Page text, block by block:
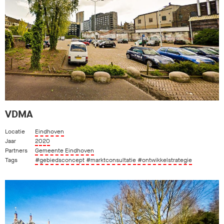
VDMA
Locatie
Eindhoven
Jaar
2020
Partners
Gemeente Eindhoven
Tags
#gebiedsconcept#marktconsultatie#ontwikkelstrategie